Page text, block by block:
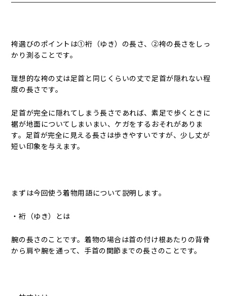
袴選びのポイントは①裄（ゆき）の長さ、②袴の長さをしっ
かり測ることです。
理想的な袴の丈は足首と同じくらいの丈で足首が隠れない程
度の長さです。
足首が完全に隠れてしまう長さであれば、素足で歩くときに
裾が地面についてしまいまい、ケガをするおそれがありま
す。足首が完全に見える長さは歩きやすいですが、少し丈が
短い印象を与えます。
まずは今回使う着物用語について説明します。
・裄（ゆき）とは
腕の長さのことです。着物の場合は首の付け根あたりの背骨
から肩や腕を通って、手首の関節までの長さのことです。